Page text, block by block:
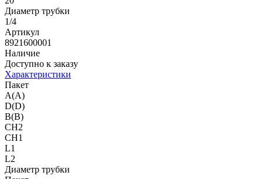
Диаметр трубки
1/4
Артикул
8921600001
Наличие
Доступно к заказу
Характеристики
Пакет
A(A)
D(D)
B(B)
CH2
CH1
L1
L2
Диаметр трубки